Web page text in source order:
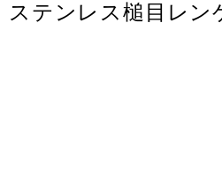
ステンレス槌目レン